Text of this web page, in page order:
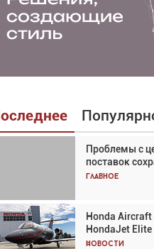
Проблемы с
поставок
Главное
Honda
HondaJet
Новости
Взгляд с
вертолётов и
спасательных
Кох:
за себя... а ИИ